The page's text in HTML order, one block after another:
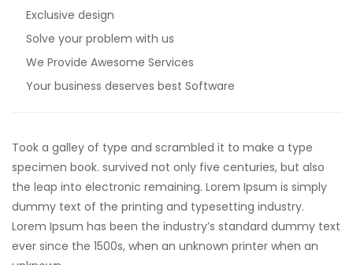
Exclusive design
Solve your problem with us
We Provide Awesome Services
Your business deserves best Software
Took a galley of type and scrambled it to make a type
specimen book. survived not only five centuries, but also
the leap into electronic remaining. Lorem Ipsum is simply
dummy text of the printing and typesetting industry.
Lorem Ipsum has been the industry’s standard dummy text
ever since the 1500s, when an unknown printer when an